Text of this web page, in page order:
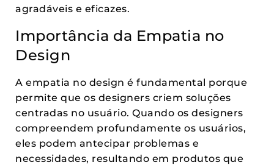
agradáveis e eficazes.
Importância da Empatia no
Design
A empatia no design é fundamental porque
permite que os designers criem soluções
centradas no usuário. Quando os designers
compreendem profundamente os usuários,
eles podem antecipar problemas e
necessidades, resultando em produtos que